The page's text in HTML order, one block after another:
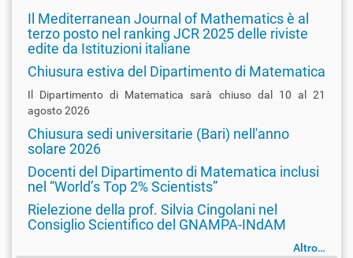
Il Mediterranean Journal of Mathematics è al
terzo posto nel ranking JCR 2025 delle riviste
edite da Istituzioni italiane
Chiusura estiva del Dipartimento di Matematica
Il Dipartimento di Matematica sarà chiuso dal 10 al 21
agosto 2026
Chiusura sedi universitarie (Bari) nell'anno
solare 2026
Docenti del Dipartimento di Matematica inclusi
nel “World’s Top 2% Scientists”
Rielezione della prof. Silvia Cingolani nel
Consiglio Scientifico del GNAMPA-INdAM
Altro…